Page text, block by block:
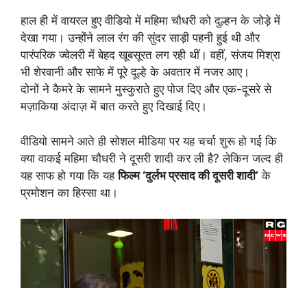
हाल ही में वायरल हुए वीडियो में महिमा चौधरी को दुल्हन के जोड़े में
देखा गया। उन्होंने लाल रंग की सुंदर साड़ी पहनी हुई थी और
पारंपरिक ज्वेलरी में बेहद खूबसूरत लग रही थीं। वहीं, संजय मिश्रा
भी शेरवानी और साफे में पूरे दूल्हे के अवतार में नजर आए।
दोनों ने कैमरे के सामने मुस्कुराते हुए पोज दिए और एक-दूसरे से
मज़ाकिया अंदाज़ में बात करते हुए दिखाई दिए।
वीडियो सामने आते ही सोशल मीडिया पर यह चर्चा शुरू हो गई कि
क्या वाकई महिमा चौधरी ने दूसरी शादी कर ली है? लेकिन जल्द ही
यह साफ हो गया कि यहफिल्म ‘दुर्लभ प्रसाद की दूसरी शादी’ के
प्रमोशन का हिस्सा था।